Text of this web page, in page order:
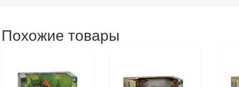
Похожие товары